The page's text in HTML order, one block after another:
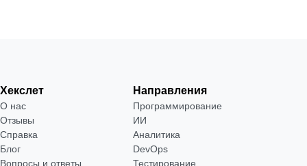
Хекслет
О нас
Отзывы
Справка
Блог
Вопросы и ответы
Направления
Программирование
ИИ
Аналитика
DevOps
Тестирование